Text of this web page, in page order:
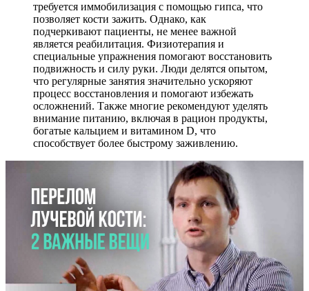
требуется иммобилизация с помощью гипса, что
позволяет кости зажить. Однако, как
подчеркивают пациенты, не менее важной
является реабилитация. Физиотерапия и
специальные упражнения помогают восстановить
подвижность и силу руки. Люди делятся опытом,
что регулярные занятия значительно ускоряют
процесс восстановления и помогают избежать
осложнений. Также многие рекомендуют уделять
внимание питанию, включая в рацион продукты,
богатые кальцием и витамином D, что
способствует более быстрому заживлению.